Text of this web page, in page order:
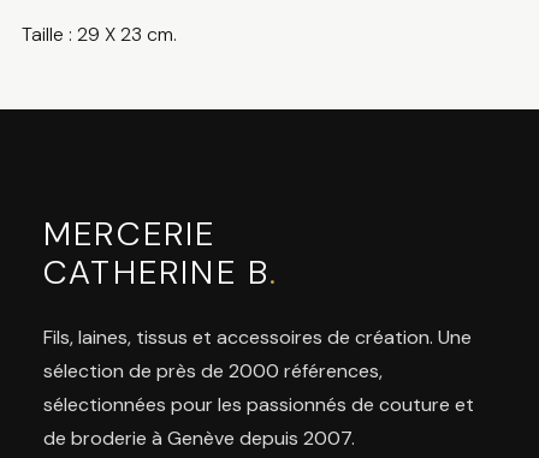
Taille : 29 X 23 cm.
MERCERIE
CATHERINE B.
Fils, laines, tissus et accessoires de création. Une
sélection de près de 2000 références,
sélectionnées pour les passionnés de couture et
de broderie à Genève depuis 2007.